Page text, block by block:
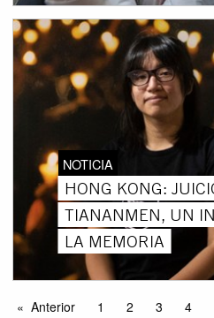
NOTICIA
HONG KONG:
TIANANMEN, UN
LA MEMORIA
Anterior 1 2 3 4